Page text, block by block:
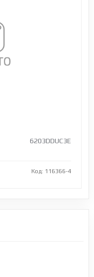
6203DDUC3E
Код: 116366-4